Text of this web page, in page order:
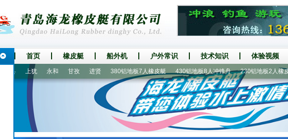
首页 橡皮艇 船外机 户外常识 技术知识 体验视频
上犹 永和 甘孜 进贤 380铝地板7人橡皮艇 430铝地板8人冲锋舟 230铝地板2人橡皮艇